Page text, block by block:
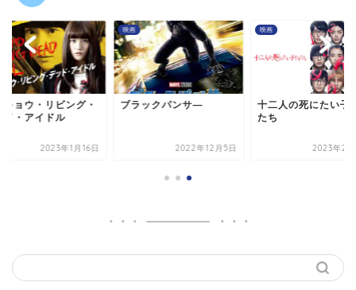
キョウ・リビング・
ド・アイドル
2023年1月16日
映画
ブラックパンサ―
2022年12月5日
映画
十二人の死にたい子
たち
2023年2